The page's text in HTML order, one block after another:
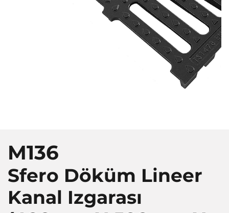
M136
Sfero Döküm Lineer
Kanal Izgarası